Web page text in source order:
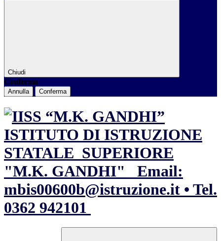
Chiudi
Conferma
Annulla Conferma
ISTITUTO DI ISTRUZIONE
STATALE SUPERIORE
"M.K. GANDHI"
Email:
mbis00600b@istruzione.it • Tel.
0362 942101